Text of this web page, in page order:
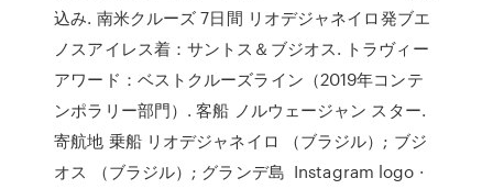
込み. 南米クルーズ 7日間 リオデジャネイロ発ブエ
ノスアイレス着：サントス＆ブジオス. トラヴィー
アワード：ベストクルーズライン（2019年コンテ
ンポラリー部門）. 客船 ノルウェージャン スター.
寄航地 乗船 リオデジャネイロ （ブラジル）; ブジ
オス （ブラジル）; グランデ島 Instagram logo ·